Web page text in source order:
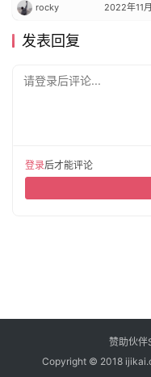
rocky 2022年11
发表回复
请登录后评论...
登录后才能评论
赞助伙伴
Copyright © 2018